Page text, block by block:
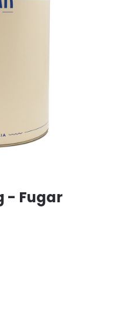
- Fugar